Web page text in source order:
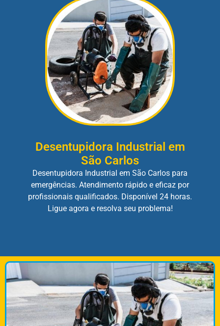
Desentupidora Industrial em
São Carlos
Desentupidora Industrial em São Carlos para
emergências. Atendimento rápido e eficaz por
profissionais qualificados. Disponível 24 horas.
Ligue agora e resolva seu problema!